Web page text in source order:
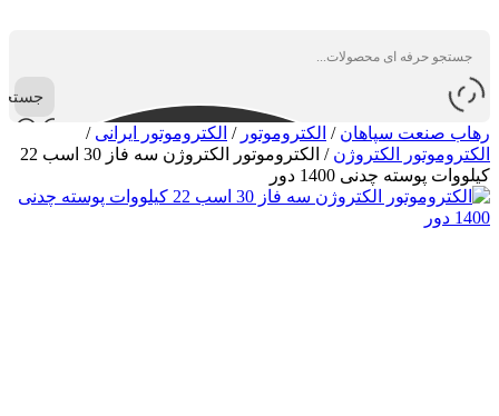
رهاب صنعت سپاهان / الکتروموتور / الکتروموتور ایرانی /
الکتروموتور الکتروژن /
الکتروموتور الکتروژن سه فاز 30 اسب 22
کیلووات پوسته چدنی 1400 دور